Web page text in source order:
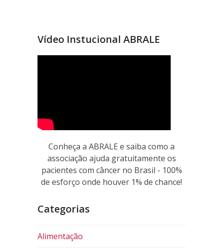
Vídeo Instucional ABRALE
Conheça a ABRALE e saiba como a
associação ajuda gratuitamente os
pacientes com câncer no Brasil - 100%
de esforço onde houver 1% de chance!
Categorias
Alimentação